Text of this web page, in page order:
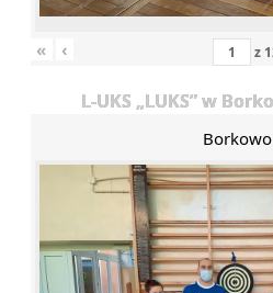
« ‹ z
L-UKS „LUKS” w